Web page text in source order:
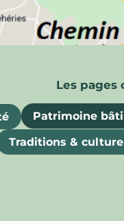
Patrimoine bâti
Traditions & culture